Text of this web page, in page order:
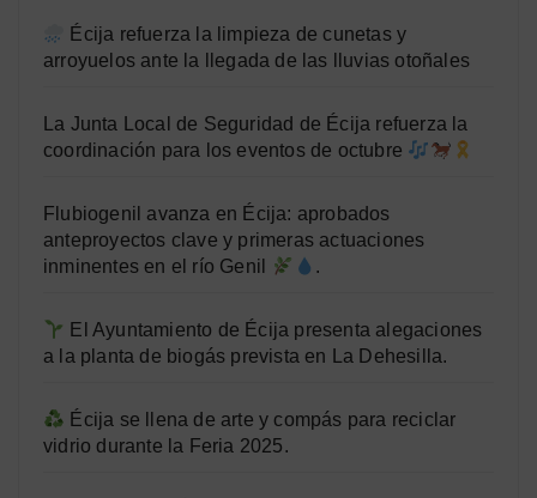
Écija refuerza la limpieza de cunetas y
arroyuelos ante la llegada de las lluvias otoñales
La Junta Local de Seguridad de Écija refuerza la
coordinación para los eventos de octubre
Flubiogenil avanza en Écija: aprobados
anteproyectos clave y primeras actuaciones
inminentes en el río Genil
.
El Ayuntamiento de Écija presenta alegaciones
a la planta de biogás prevista en La Dehesilla.
Écija se llena de arte y compás para reciclar
vidrio durante la Feria 2025.